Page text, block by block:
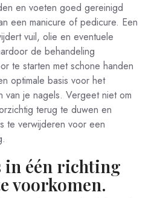
en voeten goed gereinigd
een manicure of pedicure. Een
vuil, olie en eventuele
de behandeling
te starten met schone handen
optimale basis voor het
van je nagels. Vergeet niet om
terug te duwen en
te verwijderen voor een
in één richting
voorkomen.